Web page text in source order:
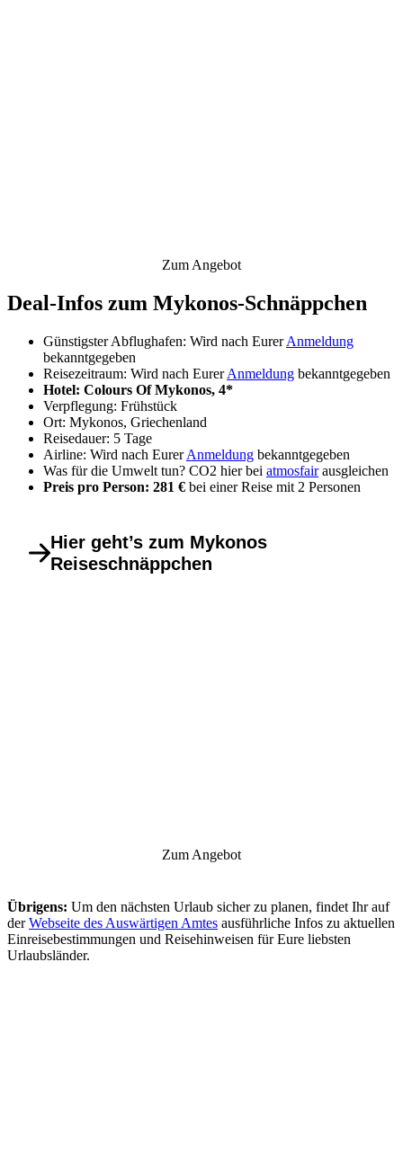
Zum Angebot
Deal-Infos zum Mykonos-Schnäppchen
Günstigster Abflughafen: Wird nach EurerAnmeldung
bekanntgegeben
Reisezeitraum: Wird nach EurerAnmeldung bekanntgegeben
Hotel: Colours Of Mykonos, 4*
Verpflegung: Frühstück
Ort: Mykonos, Griechenland
Reisedauer: 5 Tage
Airline: Wird nach EurerAnmeldung bekanntgegeben
Was für die Umwelt tun? CO2 hier bei atmosfairausgleichen
Preis pro Person: 281 € bei einer Reise mit 2 Personen
Hier geht’s zum Mykonos
Reiseschnäppchen
Zum Angebot
Übrigens: Um den nächsten Urlaub sicher zu planen, findet Ihr auf
derWebseite des Auswärtigen Amtes ausführliche Infos zu aktuellen
Einreisebestimmungen und Reisehinweisen für Eure liebsten
Urlaubsländer.